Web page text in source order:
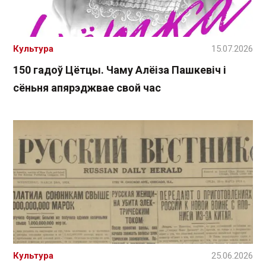
150 гадоў Цётцы. Чаму Алёіза Пашкевіч і
сёньня апярэджвае свой час
Культура 15.07.2026
Культура 25.06.2026